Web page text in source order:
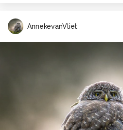
AnnekevanVliet